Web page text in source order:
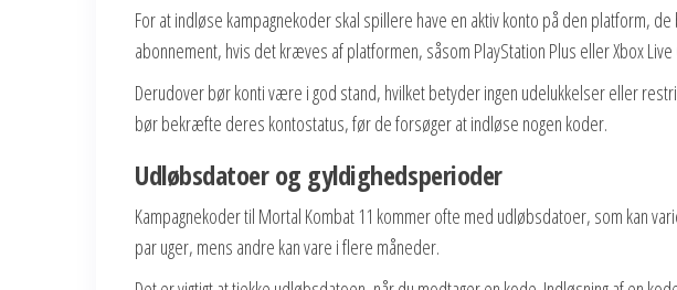
For at indløse kampagnekoder skal spillere have en aktiv konto på den platform,
abonnement, hvis det kræves af platformen, såsom PlayStation Plus eller Xbox Live
Derudover bør konti være i god stand, hvilket betyder ingen udelukkelser eller
bør bekræfte deres kontostatus, før de forsøger at indløse nogen koder.
Udløbsdatoer og gyldighedsperioder
Kampagnekoder til Mortal Kombat 11 kommer ofte med udløbsdatoer, som kan
par uger, mens andre kan vare i flere måneder.